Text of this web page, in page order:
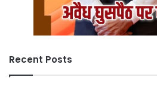
Recent Posts